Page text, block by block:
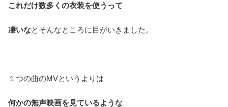
これだけ数多くの衣装を使うって
凄いなとそんなところに目がいきました。
１つの曲のMVというよりは
何かの無声映画を見ているような